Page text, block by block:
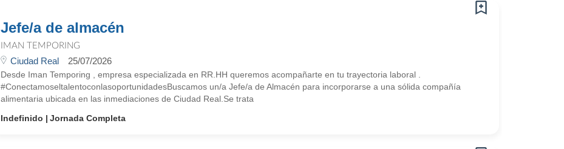
Jefe/a de almacén
IMAN TEMPORING
Ciudad Real 25/07/2026
Desde Iman Temporing , empresa especializada en RR.HH queremos acompañarte en tu trayectoria laboral .
#ConectamoseltalentoconlasoportunidadesBuscamos un/a Jefe/a de Almacén para incorporarse a una sólida compañía
alimentaria ubicada en las inmediaciones de Ciudad Real.Se trata
Indefinido
Jornada Completa